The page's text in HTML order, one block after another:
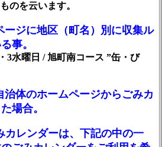
のを云います。
ージに地区（町名）別に収集ル
事。
3水曜日 / 旭町南コース ”缶・び
治体のホームページからごみカ
場合。
カレンダーは、下記の中の一